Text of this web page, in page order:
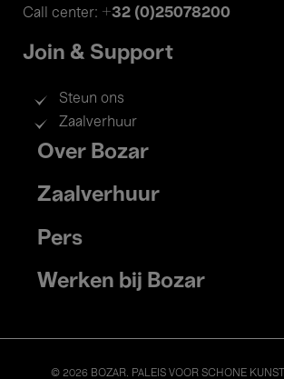
Call center: +32 (0)25078200
Join & Support
Steun ons
Zaalverhuur
Footer
menu
Over Bozar
Zaalverhuur
Pers
Werken bij Bozar
© 2026 BOZAR. PALEIS VOOR SCHONE